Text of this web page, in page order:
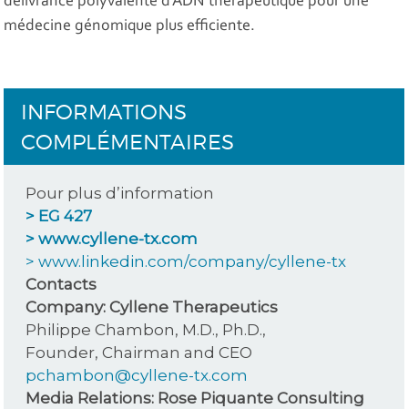
médecine génomique plus efficiente.
INFORMATIONS
COMPLÉMENTAIRES
Pour plus d’information
> EG 427
> www.cyllene-tx.com
> www.linkedin.com/company/cyllene-tx
Contacts
Company: Cyllene Therapeutics
Philippe Chambon, M.D., Ph.D.,
Founder, Chairman and CEO
pchambon@cyllene-tx.com
Media Relations: Rose Piquante Consulting